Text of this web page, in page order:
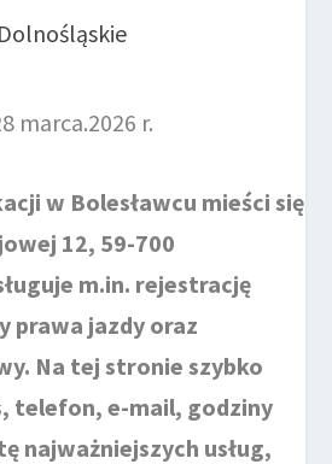
Dolnośląskie
marca.2026 r.
w Bolesławcu mieści się
12, 59-700
m.in. rejestrację
prawa jazdy oraz
Na tej stronie szybko
telefon, e-mail, godziny
najważniejszych usług,